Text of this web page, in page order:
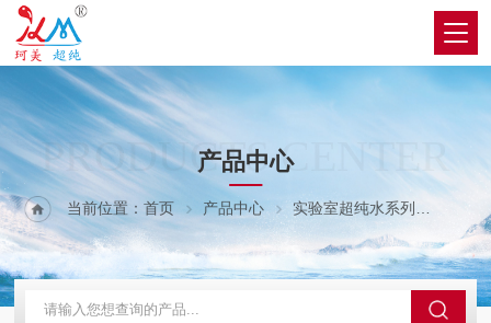
PRODUCTS CENTER
产品中心
当前位置：首页 产品中心 实验室超纯水系列